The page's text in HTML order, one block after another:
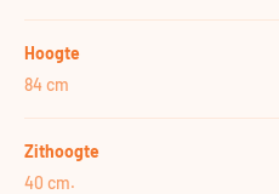
Hoogte
84 cm
Zithoogte
40 cm.